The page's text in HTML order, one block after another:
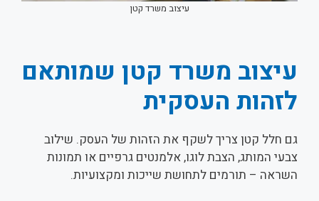
עיצוב משרד קטן
עיצוב משרד קטן שמותאם
לזהות העסקית
גם חלל קטן צריך לשקף את הזהות של העסק. שילוב
צבעי המותג, הצבת לוגו, אלמנטים גרפיים או תמונות
השראה – תורמים לתחושת שייכות ומקצועיות.